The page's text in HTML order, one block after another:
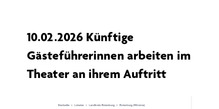
10.02.2026 Künftige
Gästeführerinnen arbeiten im
Theater an ihrem Auftritt